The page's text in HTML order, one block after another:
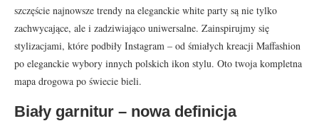
szczęście najnowsze trendy na eleganckie white party są nie tylko
zachwycające, ale i zadziwiająco uniwersalne. Zainspirujmy się
stylizacjami, które podbiły Instagram – od śmiałych kreacji Maffashion
po eleganckie wybory innych polskich ikon stylu. Oto twoja kompletna
mapa drogowa po świecie bieli.
Biały garnitur – nowa definicja